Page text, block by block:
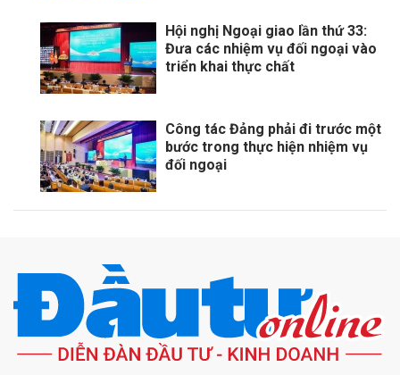
Hội nghị Ngoại giao lần thứ 33:
Đưa các nhiệm vụ đối ngoại vào
triển khai thực chất
Công tác Đảng phải đi trước một
bước trong thực hiện nhiệm vụ
đối ngoại